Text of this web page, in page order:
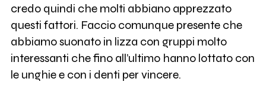
credo quindi che molti abbiano apprezzato
questi fattori. Faccio comunque presente che
abbiamo suonato in lizza con gruppi molto
interessanti che fino all’ultimo hanno lottato con
le unghie e con i denti per vincere.